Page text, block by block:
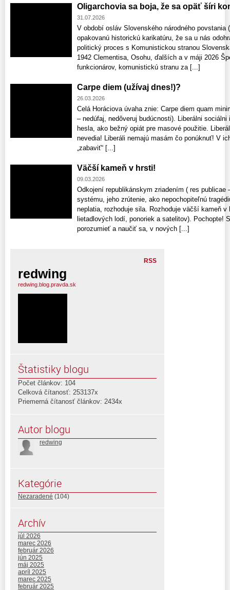
Oligarchovia sa boja, že sa opäť šíri
31.07.2026
V období osláv Slovenského národného povstania
opakovanú historickú karikatúru, že sa u nás
politický proces s Komunistickou stranou
1942 Clementisa, Osohu, ďalších a v máji 2026
funkcionárov, komunistickú stranu za [...]
Carpe diem (užívaj dnes!)?
26.03.2026
Celá Horáciova úvaha znie: Carpe diem quam
– nedúfaj, nedôveruj budúcnosti). Liberálni
hesla, ako bežný opiát pre masové použitie.
nevedia! Liberáli nemajú masám čo ponúknuť! V
„zabaviť“ [...]
Väčší kameň v hrsti!
09.03.2026
Odkojení republikánskym zriadením ( res publicae
systému, jeho zrútenie, ako nepochopiteľnú
neplatia, rozhoduje sila. Rozhoduje väčší kameň
lietadlových lodí, ponoriek a satelitov). Pochopte!
porozumieť a naučiť sa, v nových [...]
RSS
redwing
redwing.blog.pravda.sk
Štatistiky blogu
Počet článkov: 104
Celková čítanosť: 253137x
Priemerná čítanosť článkov: 2434x
Autor blogu
redwing
Kategórie
Nezaradené (104)
Archív
júl 2026
marec 2026
február 2026
jún 2025
máj 2025
apríl 2025
marec 2025
február 2025